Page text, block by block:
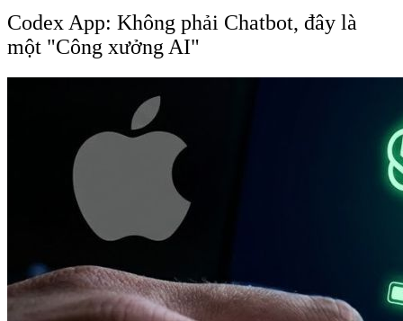
Codex App: Không phải Chatbot, đây là
một "Công xưởng AI"